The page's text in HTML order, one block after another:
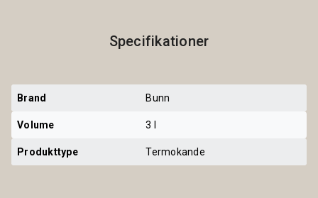
Specifikationer
Brand Bunn
Volume 3 l
Produkttype Termokande